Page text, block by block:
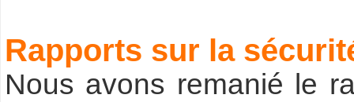
Rapports sur la
Nous avons remanié le